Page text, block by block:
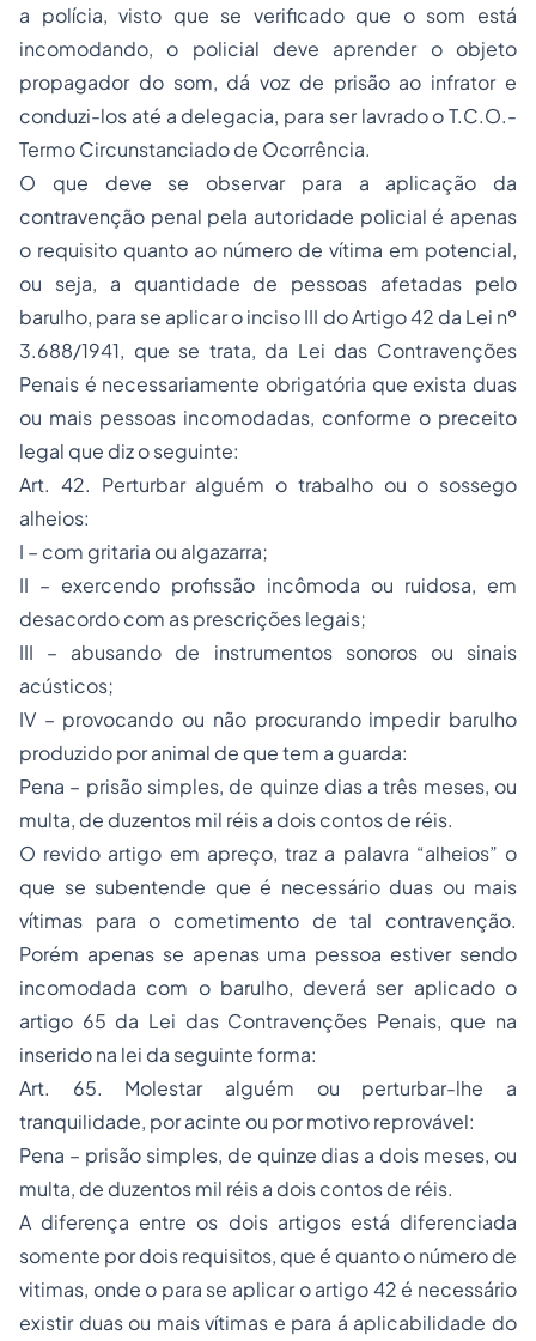
a polícia, visto que se verificado que o som está
incomodando, o policial deve aprender o objeto
propagador do som, dá voz de prisão ao infrator e
conduzi-los até a delegacia, para ser lavrado o T.C.O.-
Termo Circunstanciado de Ocorrência.
O que deve se observar para a aplicação da
contravenção penal pela autoridade policial é apenas
o requisito quanto ao número de vítima em potencial,
ou seja, a quantidade de pessoas afetadas pelo
barulho, para se aplicar o inciso III do Artigo 42 da Lei nº
3.688/1941, que se trata, da Lei das Contravenções
Penais é necessariamente obrigatória que exista duas
ou mais pessoas incomodadas, conforme o preceito
legal que diz o seguinte:
Art. 42. Perturbar alguém o trabalho ou o sossego
alheios:
I – com gritaria ou algazarra;
II – exercendo profissão incômoda ou ruidosa, em
desacordo com as prescrições legais;
III – abusando de instrumentos sonoros ou sinais
acústicos;
IV – provocando ou não procurando impedir barulho
produzido por animal de que tem a guarda:
Pena – prisão simples, de quinze dias a três meses, ou
multa, de duzentos mil réis a dois contos de réis.
O revido artigo em apreço, traz a palavra “alheios” o
que se subentende que é necessário duas ou mais
vítimas para o cometimento de tal contravenção.
Porém apenas se apenas uma pessoa estiver sendo
incomodada com o barulho, deverá ser aplicado o
artigo 65 da Lei das Contravenções Penais, que na
inserido na lei da seguinte forma:
Art. 65. Molestar alguém ou perturbar-lhe a
tranquilidade, por acinte ou por motivo reprovável:
Pena – prisão simples, de quinze dias a dois meses, ou
multa, de duzentos mil réis a dois contos de réis.
A diferença entre os dois artigos está diferenciada
somente por dois requisitos, que é quanto o número de
vitimas, onde o para se aplicar o artigo 42 é necessário
existir duas ou mais vítimas e para á aplicabilidade do